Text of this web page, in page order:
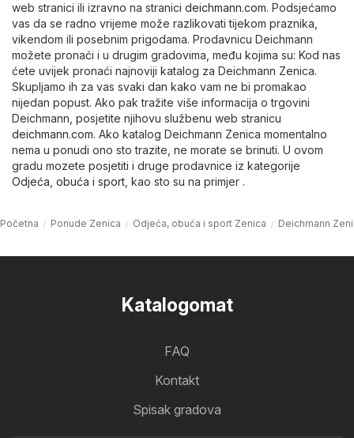
web stranici ili izravno na stranici deichmann.com. Podsjećamo
vas da se radno vrijeme može razlikovati tijekom praznika,
vikendom ili posebnim prigodama. Prodavnicu Deichmann
možete pronaći i u drugim gradovima, među kojima su: Kod nas
ćete uvijek pronaći najnoviji katalog za Deichmann Zenica.
Skupljamo ih za vas svaki dan kako vam ne bi promakao
nijedan popust. Ako pak tražite više informacija o trgovini
Deichmann, posjetite njihovu službenu web stranicu
deichmann.com. Ako katalog Deichmann Zenica momentalno
nema u ponudi ono sto trazite, ne morate se brinuti. U ovom
gradu mozete posjetiti i druge prodavnice iz kategorije
Odjeća, obuća i sport, kao sto su na primjer .
Početna Ponude Zenica Odjeća, obuća i sport Zenica Deichmann
Katalogomat
FAQ
Kontakt
Spisak gradova